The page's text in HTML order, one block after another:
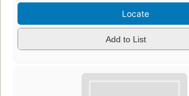
Locate
Add to List